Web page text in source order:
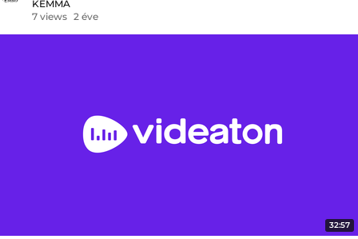
KEMMA
7 views 2 éve
32:57